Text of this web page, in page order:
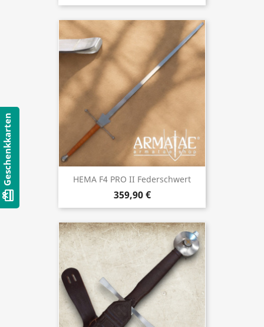
HEMA F4 PRO II Federschwert
359,90 €
card_giftcard
Geschenkkarten